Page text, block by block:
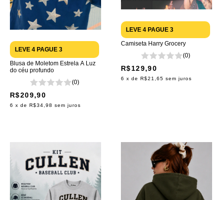
LEVE 4 PAGUE 3
Blusa de Moletom Estrela A Luz
do céu profundo
(0)
R$209,90
6 x de R$34,98 sem juros
LEVE 4 PAGUE 3
Camiseta Harry Grocery
(0)
R$129,90
6 x de R$21,65 sem juros